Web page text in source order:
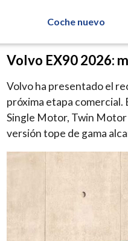
Coche nuevo
Volvo EX90 2026:
Volvo ha presentado el
próxima etapa
Single Motor, Twin Motor
versión tope de gama